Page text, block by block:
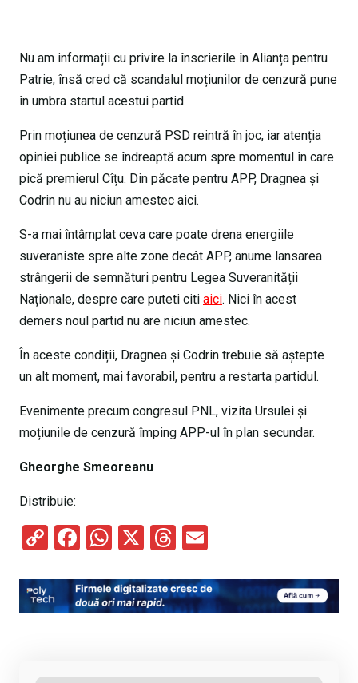
Nu am informații cu privire la înscrierile în Alianța pentru
Patrie, însă cred că scandalul moțiunilor de cenzură pune
în umbra startul acestui partid.
Prin moțiunea de cenzură PSD reintră în joc, iar atenția
opiniei publice se îndreaptă acum spre momentul în care
pică premierul Cîțu. Din păcate pentru APP, Dragnea și
Codrin nu au niciun amestec aici.
S-a mai întâmplat ceva care poate drena energiile
suveraniste spre alte zone decât APP, anume lansarea
strângerii de semnături pentru Legea Suveranității
Naționale, despre care puteti citi aici. Nici în acest
demers noul partid nu are niciun amestec.
În aceste condiții, Dragnea și Codrin trebuie să aștepte
un alt moment, mai favorabil, pentru a restarta partidul.
Evenimente precum congresul PNL, vizita Ursulei și
moțiunile de cenzură împing APP-ul în plan secundar.
Gheorghe Smeoreanu
Distribuie:
C
py
Li
F
ce
b
W
at
s
X
T
e
a
ail